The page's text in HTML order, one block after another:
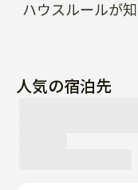
ハウスルールが
人気の宿泊先